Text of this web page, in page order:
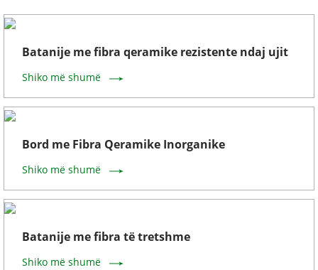
Batanije me fibra qeramike rezistente ndaj ujit
Shiko më shumë
Bord me Fibra Qeramike Inorganike
Shiko më shumë
Batanije me fibra të tretshme
Shiko më shumë